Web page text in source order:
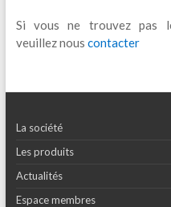
Si vous ne trouvez pas
veuillez nous contacter
La société
Les produits
Actualités
Espace membres